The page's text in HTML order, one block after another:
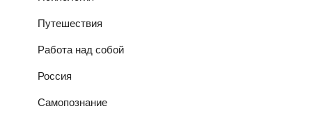
Путешествия
Работа над собой
Россия
Самопознание